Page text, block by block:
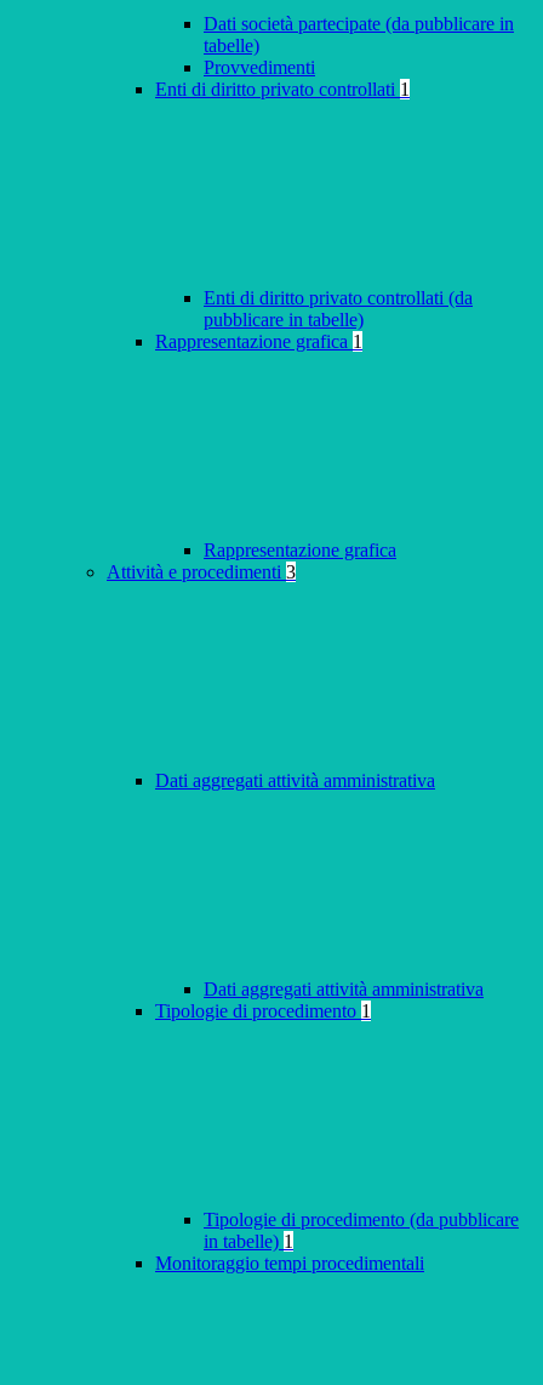
Dati società partecipate (da pubblicare in
tabelle)
Provvedimenti
Enti di diritto privato controllati 1
Enti di diritto privato controllati (da
pubblicare in tabelle)
Rappresentazione grafica 1
Rappresentazione grafica
Attività e procedimenti 3
Dati aggregati attività amministrativa
Dati aggregati attività amministrativa
Tipologie di procedimento 1
Tipologie di procedimento (da pubblicare
in tabelle) 1
Monitoraggio tempi procedimentali